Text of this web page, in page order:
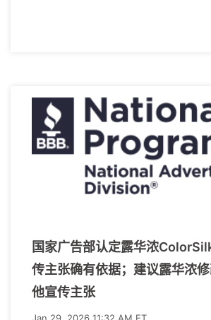
国家广告部认定露华浓
传主张确有依据；建议露华浓
他宣传主张